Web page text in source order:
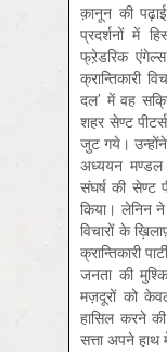
क़ानून की पढ़ाई
प्रदर्शनों में
फ्रे़डरिक
क्रान्तिकारी
दल’ में वह
शहर सेण्ट
जुट गये।
अध्ययन
संघर्ष की सेण्ट
किया। लेनिन
विचारों के
क्रान्तिकारी
जनता की
मज़दूरों को
हासिल करने
सत्ता अपने हाथ